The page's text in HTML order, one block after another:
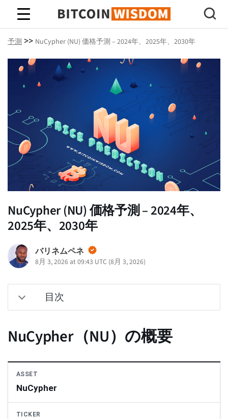
ビットコインの知恵
予測 >> NuCypher (NU) 価格予測 – 2024年、2025年、2030年
NuCypher (NU) 価格予測 – 2024年、
2025年、2030年
バリネムペネ
8月 3, 2026 at 09:43 UTC (8月 3, 2026)
目次
NuCypher（NU）の概要
ASSET
NuCypher
TICKER